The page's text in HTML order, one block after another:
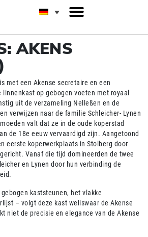
AKENS
met een Akense secretaire en een
op gebogen voeten met royaal
uit de verzameling Nelleßen en de
verwijzen naar de familie Schleicher- Lynen
valt dat ze in de oude koperstad
de 18e eeuw vervaardigd zijn. Aangetoond
eerste koperwerkplaats in Stolberg door
Vanaf die tijd domineerden de twee
en Lynen door hun verbinding de
kaststeunen, het vlakke
– volgt deze kast weliswaar de Akense
niet de precisie en elegance van de Akense